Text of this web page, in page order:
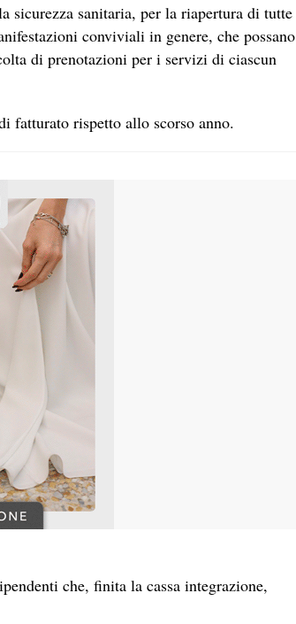
sicurezza sanitaria, per la riapertura di tutte
conviviali in genere, che possano
di prenotazioni per i servizi di ciascun
fatturato rispetto allo scorso anno.
che, finita la cassa integrazione,